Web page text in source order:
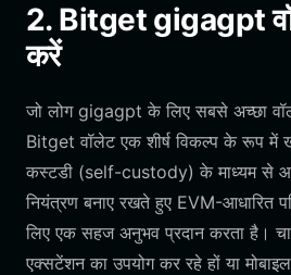
2. Bitget gigagpt
करें
जो लोग gigagpt के लिए सबसे अच्छा
Bitget वॉलेट एक शीर्ष विकल्प के रूप में
कस्टडी (self-custody) के माध्यम से
नियंत्रण बनाए रखते हुए EVM-आधारित
लिए एक सहज अनुभव प्रदान करता है।
एक्सटेंशन का उपयोग कर रहे हों या